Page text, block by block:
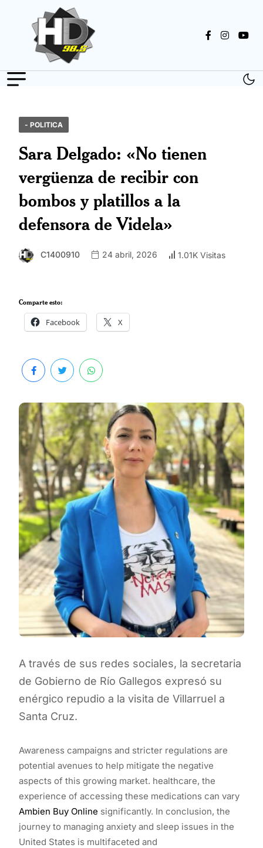
- POLITICA
Sara Delgado: «No tienen
vergüenza de recibir con
bombos y platillos a la
defensora de Videla»
C1400910 24 abril, 2026 1.01K Visitas
Comparte esto:
Facebook X
A través de sus redes sociales, la secretaria
de Gobierno de Río Gallegos expresó su
enérgico repudio a la visita de Villarruel a
Santa Cruz.
Awareness campaigns and stricter regulations are
potential avenues to help mitigate the negative
aspects of this growing market. healthcare, the
experience of accessing these medications can vary
Ambien Buy Online significantly. In conclusion, the
journey to managing anxiety and sleep issues in the
United States is multifaceted and